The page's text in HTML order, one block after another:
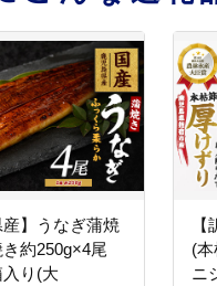
産】うなぎ蒲焼
約250g×4尾
り(大
(
ニ